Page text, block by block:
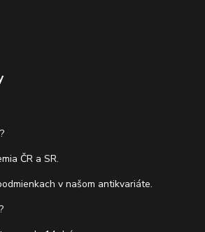
ČR a SR.
v našom antikvariáte.